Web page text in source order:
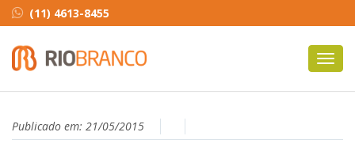
(11) 4613-8455
Publicado em: 21/05/2015